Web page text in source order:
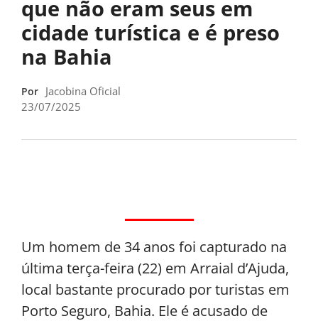
que não eram seus em
cidade turística e é preso
na Bahia
Por Jacobina Oficial
23/07/2025
Um homem de 34 anos foi capturado na
última terça-feira (22) em Arraial d’Ajuda,
local bastante procurado por turistas em
Porto Seguro, Bahia. Ele é acusado de